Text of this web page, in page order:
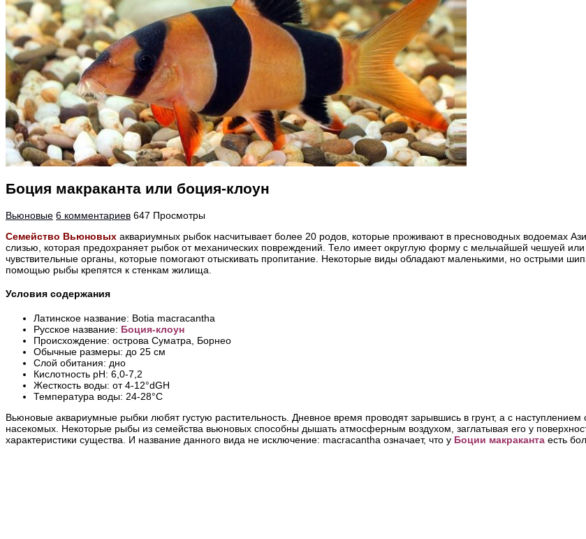
Боция макраканта или боция-клоун
Вьюновые 6 комментариев 647 Просмотры
Семейство Вьюновых аквариумных рыбок насчитывает более 20 родов, которые проживают в пресноводных водоемах
слизью, которая предохраняет рыбок от механических повреждений. Тело имеет округлую форму с мельчайшей чешуей
чувствительные органы, которые помогают отыскивать пропитание. Некоторые виды обладают маленькими, но острыми
помощью рыбы крепятся к стенкам жилища.
Условия содержания
Латинское название: Botia macracantha
Русское название: Боция-клоун
Происхождение: острова Суматра, Борнео
Обычные размеры: до 25 см
Слой обитания: дно
Кислотность pH: 6,0-7,2
Жесткость воды: от 4-12°dGH
Температура воды: 24-28°С
Вьюновые аквариумные рыбки любят густую растительность. Дневное время проводят зарывшись в грунт, а с
насекомых. Некоторые рыбы из семейства вьюновых способны дышать атмосферным воздухом, заглатывая его у
характеристики существа. И название данного вида не исключение: macracantha означает, что у Боции макраканта есть